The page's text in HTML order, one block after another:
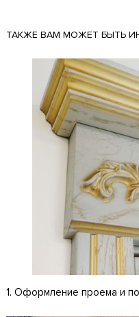
ТАКЖЕ ВАМ МОЖЕТ БЫТЬ
1. Оформление проема и